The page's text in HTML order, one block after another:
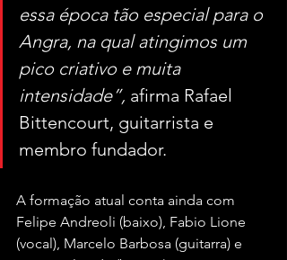
essa época tão especial para o
Angra, na qual atingimos um
pico criativo e muita
intensidade”, afirma Rafael
Bittencourt, guitarrista e
membro fundador.
A formação atual conta ainda com
Felipe Andreoli (baixo), Fabio Lione
(vocal), Marcelo Barbosa (guitarra) e